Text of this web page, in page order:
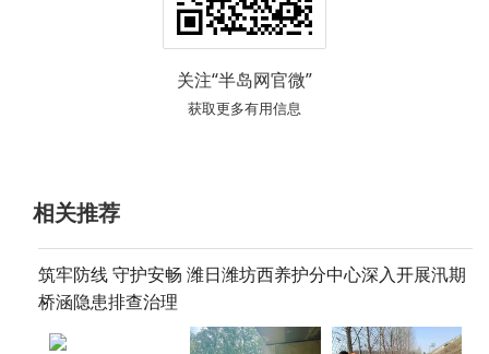
关注“半岛网官微”
获取更多有用信息
相关推荐
筑牢防线 守护安畅 潍日潍坊西养护分中心深入开展汛期
桥涵隐患排查治理